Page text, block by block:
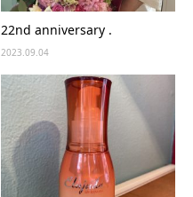
22nd anniversary .
2023.09.04